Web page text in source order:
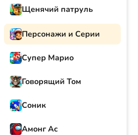
Щенячий патруль
Персонажи и Серии
Супер Марио
Говорящий Том
Соник
Амонг Ас